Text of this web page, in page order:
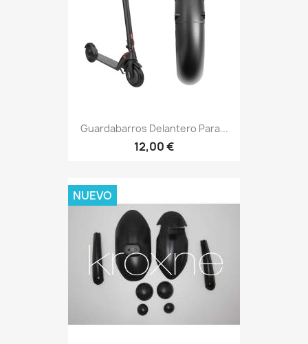
Guardabarros Delantero Para...
12,00 €
NUEVO